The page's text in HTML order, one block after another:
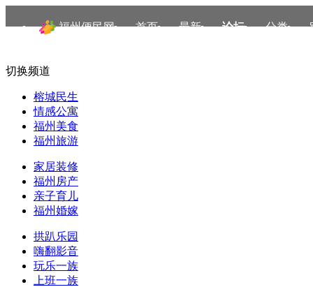
福州便民网 首页 最新 论坛 分类
切换频道
榕城民生
情感公寓
福州美食
福州旅游
家居装修
福州房产
亲子育儿
福州婚嫁
拱趴乐园
嗨翻影音
玩乐一族
上班一族